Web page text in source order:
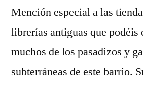
Mención especial a las
librerías antiguas que podéis
muchos de los pasadizos y
subterráneas de este barrio.